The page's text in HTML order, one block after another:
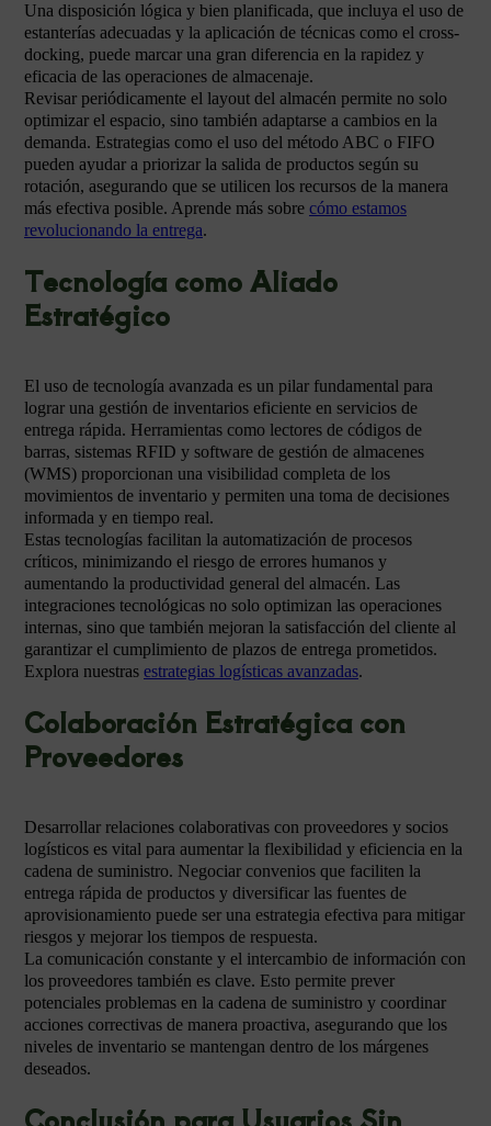
Una disposición lógica y bien planificada, que incluya el uso de
estanterías adecuadas y la aplicación de técnicas como el cross-
docking, puede marcar una gran diferencia en la rapidez y
eficacia de las operaciones de almacenaje.
Revisar periódicamente el layout del almacén permite no solo
optimizar el espacio, sino también adaptarse a cambios en la
demanda. Estrategias como el uso del método ABC o FIFO
pueden ayudar a priorizar la salida de productos según su
rotación, asegurando que se utilicen los recursos de la manera
más efectiva posible. Aprende más sobre cómo estamos
revolucionando la entrega.
Tecnología como Aliado
Estratégico
El uso de tecnología avanzada es un pilar fundamental para
lograr una gestión de inventarios eficiente en servicios de
entrega rápida. Herramientas como lectores de códigos de
barras, sistemas RFID y software de gestión de almacenes
(WMS) proporcionan una visibilidad completa de los
movimientos de inventario y permiten una toma de decisiones
informada y en tiempo real.
Estas tecnologías facilitan la automatización de procesos
críticos, minimizando el riesgo de errores humanos y
aumentando la productividad general del almacén. Las
integraciones tecnológicas no solo optimizan las operaciones
internas, sino que también mejoran la satisfacción del cliente al
garantizar el cumplimiento de plazos de entrega prometidos.
Explora nuestras estrategias logísticas avanzadas.
Colaboración Estratégica con
Proveedores
Desarrollar relaciones colaborativas con proveedores y socios
logísticos es vital para aumentar la flexibilidad y eficiencia en la
cadena de suministro. Negociar convenios que faciliten la
entrega rápida de productos y diversificar las fuentes de
aprovisionamiento puede ser una estrategia efectiva para mitigar
riesgos y mejorar los tiempos de respuesta.
La comunicación constante y el intercambio de información con
los proveedores también es clave. Esto permite prever
potenciales problemas en la cadena de suministro y coordinar
acciones correctivas de manera proactiva, asegurando que los
niveles de inventario se mantengan dentro de los márgenes
deseados.